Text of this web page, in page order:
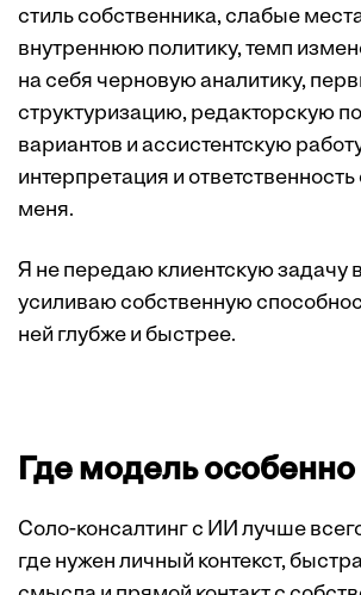
стиль собственника, слабые
внутреннюю политику, темп
на себя черновую аналитику,
структуризацию, редакторскую
вариантов и ассистентскую
интерпретация и
меня.
Я не передаю клиентскую задачу
усиливаю собственную
ней глубже и быстрее.
Где модель
Соло-консалтинг с ИИ лучше
где нужен личный контекст,